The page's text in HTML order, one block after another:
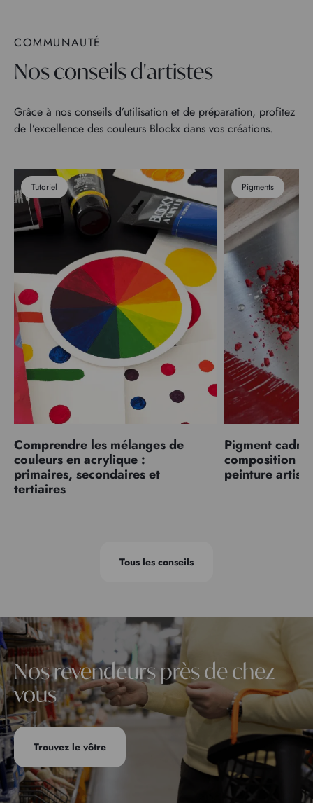
COMMUNAUTÉ
Nos conseils d'artistes
Grâce à nos conseils d’utilisation et de préparation, profitez
de l’excellence des couleurs Blockx dans vos créations.
Tutoriel
Comprendre les mélanges de
couleurs en acrylique :
primaires, secondaires et
tertiaires
Pigments
Pigment
composition
peinture
Tous les conseils
Nos revendeurs près de chez
vous
Trouvez le vôtre